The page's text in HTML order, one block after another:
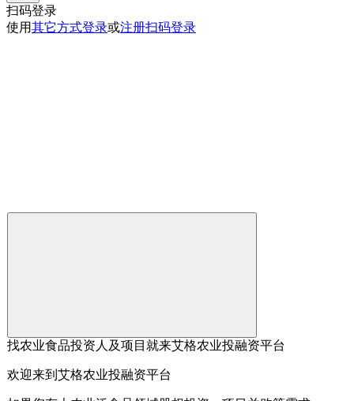
扫码登录
使用其它方式登录或注册扫码登录
找农业食品投资人及项目就来艾格农业投融资平台
欢迎来到艾格农业投融资平台